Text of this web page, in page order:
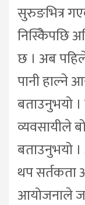
सुरुङभित्र
निस्किेपछि
छ । अब पहिले
पानी हाल्ने
बताउनुभयो ।
व्यवसायीले
बताउनुभयो ।
थप सर्तकता
आयोजनाले